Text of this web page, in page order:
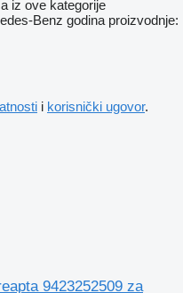
iz ove kategorije
Benz godina proizvodnje:
i korisnički ugovor.
9423252509 za